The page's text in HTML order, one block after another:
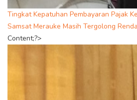
Tingkat Kepatuhan Pembayaran Pajak
Samsat Merauke Masih Tergolong
Content;?>